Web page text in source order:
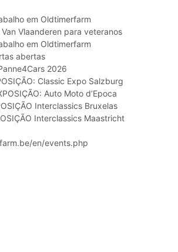
em Oldtimerfarm
Vlaanderen para veteranos
em Oldtimerfarm
abertas
2026
Classic Expo Salzburg
Auto Moto d’Epoca
Interclassics Bruxelas
Interclassics Maastricht
en/events.php